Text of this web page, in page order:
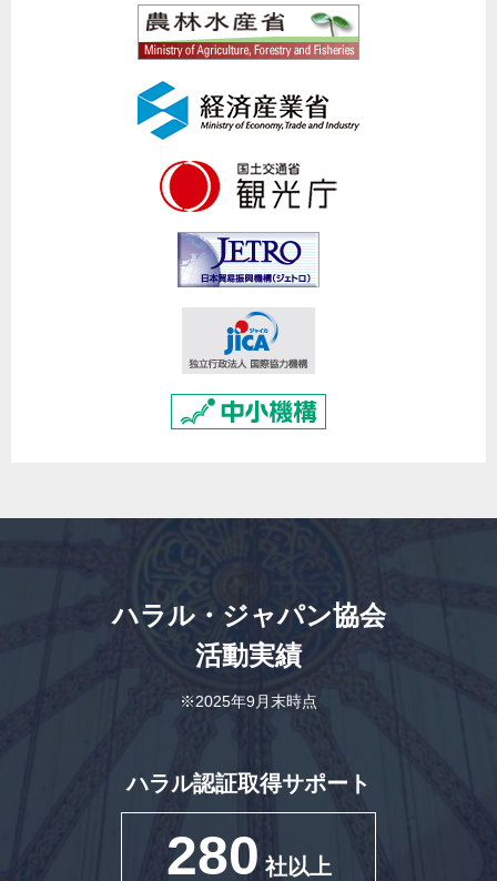
ハラル・ジャパン協会
活動実績
※2025年9月末時点
ハラル認証取得サポート
280 社以上